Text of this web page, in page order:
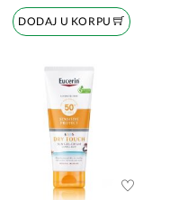
DODAJ U KORPU